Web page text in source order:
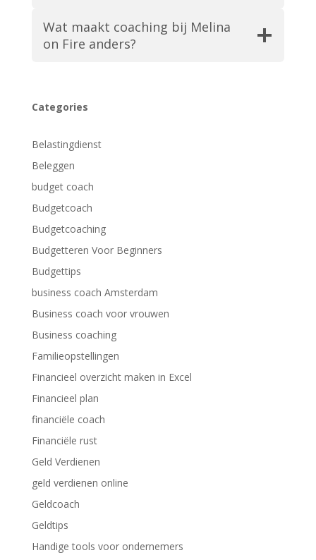
Wat maakt coaching bij Melina
on Fire anders?
Categories
Belastingdienst
Beleggen
budget coach
Budgetcoach
Budgetcoaching
Budgetteren Voor Beginners
Budgettips
business coach Amsterdam
Business coach voor vrouwen
Business coaching
Familieopstellingen
Financieel overzicht maken in Excel
Financieel plan
financiële coach
Financiële rust
Geld Verdienen
geld verdienen online
Geldcoach
Geldtips
Handige tools voor ondernemers